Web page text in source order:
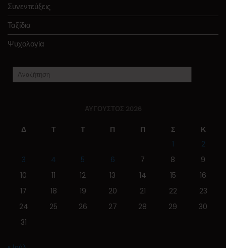
Συνεντεύξεις
Ταξίδια
Ψυχολογία
ΑΎΓΟΥΣΤΟΣ 2026
Δ Τ Τ Π Π Σ
Κ
1
2
3
4 5 6 7 8
9
10
11 12 13 14 15
16
17
18 19 20 21 22
23
24
25 26 27 28 29
30
31